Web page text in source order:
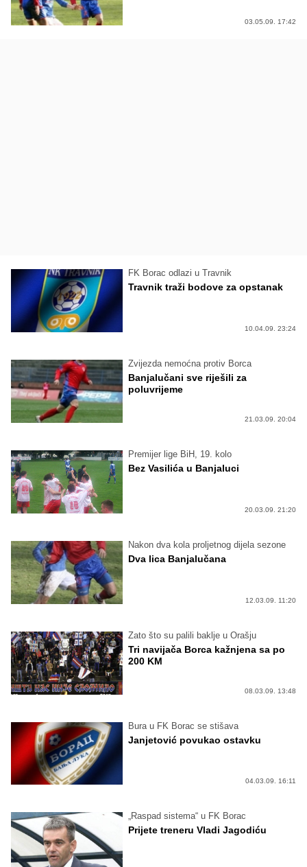
03.05.09. 17:42
FK Borac odlazi u Travnik
Travnik traži bodove za opstanak
10.04.09. 23:24
Zvijezda nemoćna protiv Borca
Banjalučani sve riješili za
poluvrijeme
21.03.09. 20:04
Premijer lige BiH, 19. kolo
Bez Vasilića u Banjaluci
20.03.09. 21:20
Nakon dva kola proljetnog dijela sezone
Dva lica Banjalučana
12.03.09. 11:20
Zato što su palili baklje u Orašju
Tri navijača Borca kažnjena sa po
200 KM
08.03.09. 13:48
Bura u FK Borac se stišava
Janjetović povukao ostavku
04.03.09. 16:11
„Raspad sistema“ u FK Borac
Prijete treneru Vladi Jagodiću